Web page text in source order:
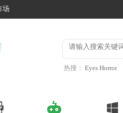
场
热搜： Eyes Horror